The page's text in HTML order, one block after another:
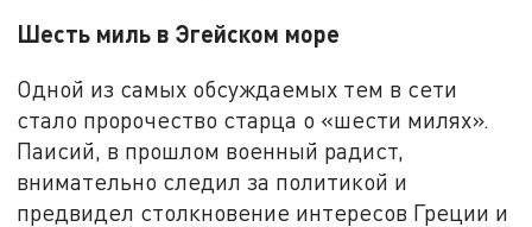
Шесть миль в Эгейском море
Одной из самых обсуждаемых тем в сети
стало пророчество старца о «шести милях».
Паисий, в прошлом военный радист,
внимательно следил за политикой и
предвидел столкновение интересов Греции и